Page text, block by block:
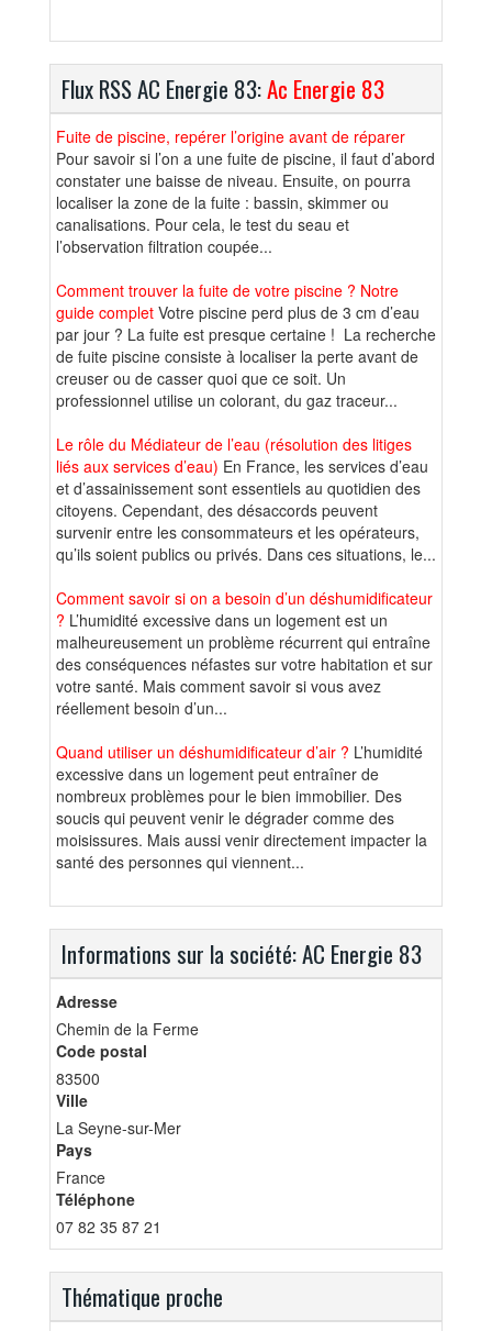
Flux RSS AC Energie 83:Ac Energie 83
Fuite de piscine, repérer l’origine avant de réparer
Pour savoir si l’on a une fuite de piscine, il faut d’abord
constater une baisse de niveau. Ensuite, on pourra
localiser la zone de la fuite : bassin, skimmer ou
canalisations. Pour cela, le test du seau et
l’observation filtration coupée...
Comment trouver la fuite de votre piscine ? Notre
guide complet Votre piscine perd plus de 3 cm d’eau
par jour ? La fuite est presque certaine ! La recherche
de fuite piscine consiste à localiser la perte avant de
creuser ou de casser quoi que ce soit. Un
professionnel utilise un colorant, du gaz traceur...
Le rôle du Médiateur de l’eau (résolution des litiges
liés aux services d’eau) En France, les services d’eau
et d’assainissement sont essentiels au quotidien des
citoyens. Cependant, des désaccords peuvent
survenir entre les consommateurs et les opérateurs,
qu’ils soient publics ou privés. Dans ces situations, le...
Comment savoir si on a besoin d’un déshumidificateur
? L’humidité excessive dans un logement est un
malheureusement un problème récurrent qui entraîne
des conséquences néfastes sur votre habitation et sur
votre santé. Mais comment savoir si vous avez
réellement besoin d’un...
Quand utiliser un déshumidificateur d’air ? L’humidité
excessive dans un logement peut entraîner de
nombreux problèmes pour le bien immobilier. Des
soucis qui peuvent venir le dégrader comme des
moisissures. Mais aussi venir directement impacter la
santé des personnes qui viennent...
Informations sur la société: AC Energie 83
Adresse
Chemin de la Ferme
Code postal
83500
Ville
La Seyne-sur-Mer
Pays
France
Téléphone
07 82 35 87 21
Thématique proche